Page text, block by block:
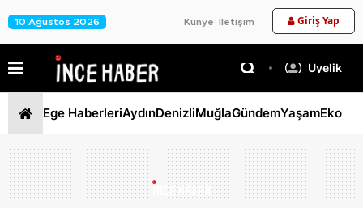
10 Ağustos 2026 Künye İletişim Giriş Yap
Üyelik
Ege HaberleriAydınDenizliMuğlaGündemYaşam